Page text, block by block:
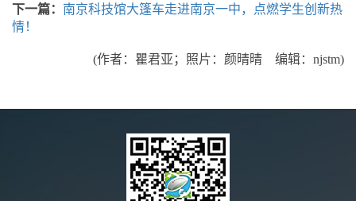
下一篇： 南京科技馆大篷车走进南京一中，点燃学生创新热
情！
(作者：瞿君亚；照片：颜晴晴 编辑：njstm)